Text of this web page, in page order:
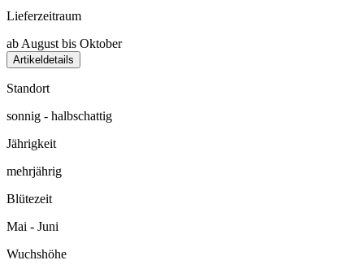
Lieferzeitraum
ab August bis Oktober
Artikeldetails
Standort
sonnig - halbschattig
Jährigkeit
mehrjährig
Blütezeit
Mai - Juni
Wuchshöhe